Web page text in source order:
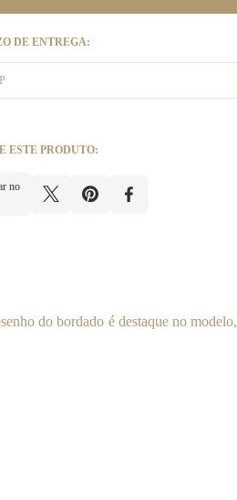
DE ENTREGA:
ESTE PRODUTO:
no
do bordado é destaque no modelo,